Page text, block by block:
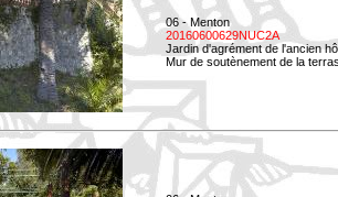
06 - Menton
20160600629NUC2A
Jardin d'agrément de l'ancien
Mur de soutènement de la